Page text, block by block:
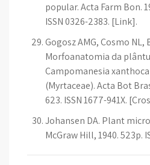
popular. Acta Farm Bon.
ISSN 0326-2383. [Link].
Gogosz AMG, Cosmo NL,
Morfoanatomia da
Campomanesia
(Myrtaceae). Acta Bot
623. ISSN 1677-941X.
Johansen DA. Plant
McGraw Hill, 1940. 523p.